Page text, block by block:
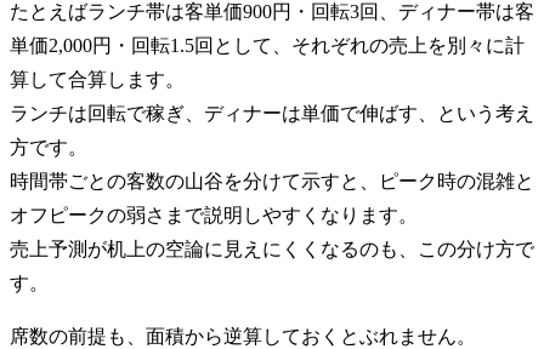
たとえばランチ帯は客単価900円・回転3回、ディナー帯は客
単価2,000円・回転1.5回として、それぞれの売上を別々に計
算して合算します。
ランチは回転で稼ぎ、ディナーは単価で伸ばす、という考え
方です。
時間帯ごとの客数の山谷を分けて示すと、ピーク時の混雑と
オフピークの弱さまで説明しやすくなります。
売上予測が机上の空論に見えにくくなるのも、この分け方で
す。
席数の前提も、面積から逆算しておくとぶれません。